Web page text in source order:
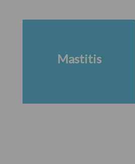
Mastitis